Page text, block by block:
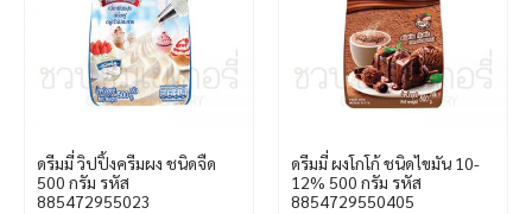
ดรีมมี่ วิปปิ้งครีมผง ชนิดจืด
500 กรัม รหัส
885472955023
ดรีมมี่ ผงโกโก้ ชนิดไขมัน 10-
12% 500 กรัม รหัส
8854729550405